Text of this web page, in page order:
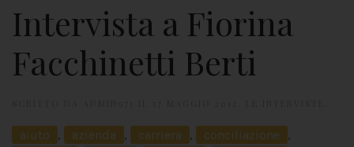
Intervista a Fiorina
Facchinetti Berti
aiuto , azienda , carriera , conciliazione
,